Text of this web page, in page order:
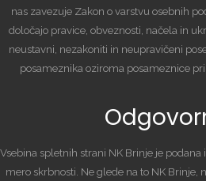
nas zavezuje Zakon o varstvu osebnih
določajo pravice, obveznosti, načela in
neustavni, nezakoniti in neupravičeni
posameznika oziroma posameznice
Vsebina spletnih strani NK Brinje je
mero skrbnosti. Ne glede na to NK Brinje,